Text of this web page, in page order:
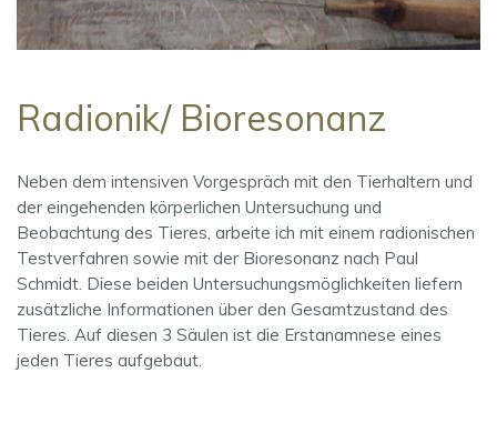
Radionik/ Bioresonanz
Neben dem intensiven Vorgespräch mit den Tierhaltern und
der eingehenden körperlichen Untersuchung und
Beobachtung des Tieres, arbeite ich mit einem radionischen
Testverfahren sowie mit der Bioresonanz nach Paul
Schmidt. Diese beiden Untersuchungsmöglichkeiten liefern
zusätzliche Informationen über den Gesamtzustand des
Tieres. Auf diesen 3 Säulen ist die Erstanamnese eines
jeden Tieres aufgebaut.